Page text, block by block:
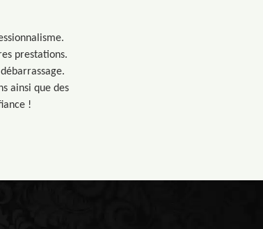
prestations.
ainsi que des
!